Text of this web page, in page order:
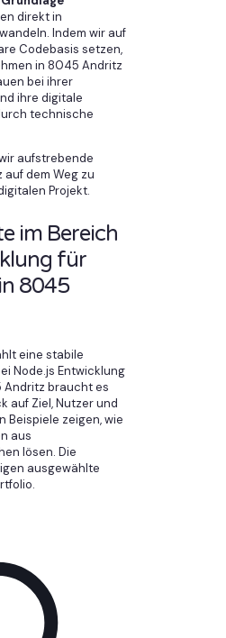
direkt in
Indem wir auf
Codebasis setzen,
in 8045 Andritz
bei ihrer
ihre digitale
technische
aufstrebende
dem Weg zu
Projekt.
im Bereich
für
8045
eine stabile
Node.js Entwicklung
Andritz braucht es
auf Ziel, Nutzer und
Beispiele zeigen, wie
aus
lösen. Die
ausgewählte